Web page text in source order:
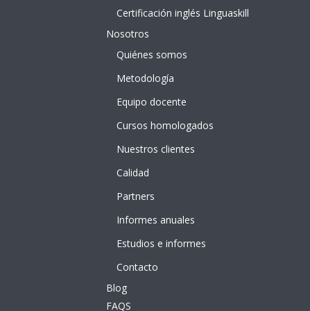
Certificación inglés Linguaskill
Nosotros
Quiénes somos
Metodología
Equipo docente
Cursos homologados
Nuestros clientes
Calidad
Partners
Informes anuales
Estudios e informes
Contacto
Blog
FAQS